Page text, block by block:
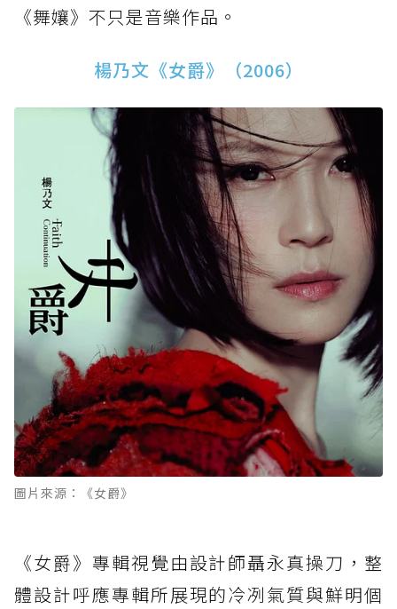
《舞孃》不只是音樂作品。
楊乃文《女爵》（2006）
圖片來源：《女爵》
《女爵》專輯視覺由設計師聶永真操刀，整
體設計呼應專輯所展現的冷冽氣質與鮮明個